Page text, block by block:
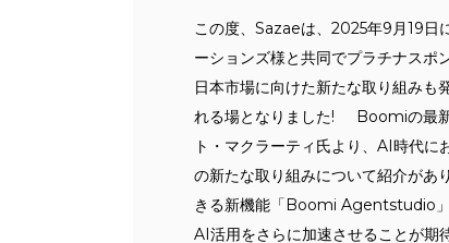
この度、Sazaeは、2025年9月19
ーションズ様と共同でプラチナスポ
日本市場に向けた新たな取り組み
れる場となりました! Boomiの最新
ト・マクラーティ氏より、AI時代
の新たな取り組みについて紹介があ
きる新機能「Boomi Agentstudio」
AI活用をさらに加速させることが期